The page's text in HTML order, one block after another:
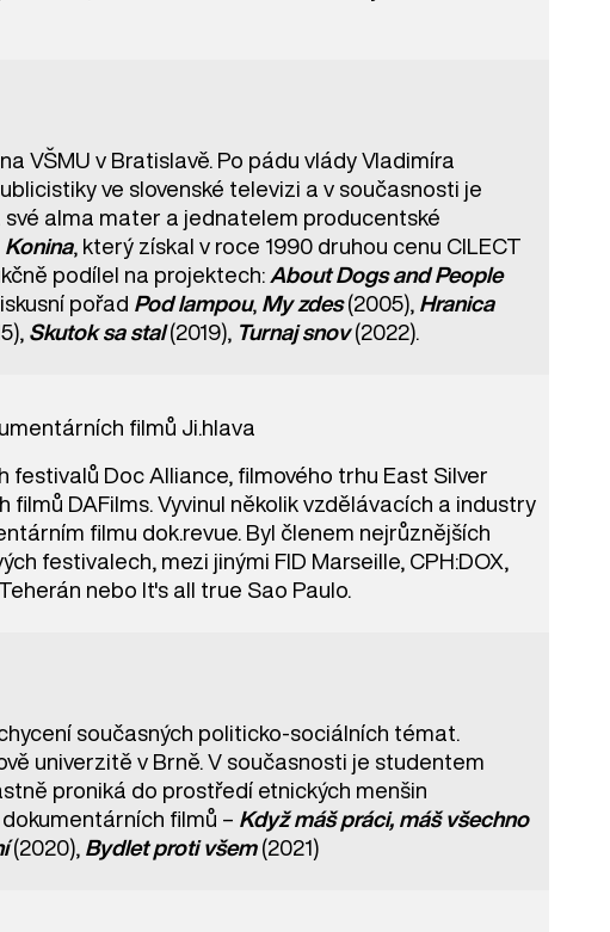
VŠMU v Bratislavě. Po pádu vlády Vladimíra
ve slovenské televizi a v současnosti je
alma mater a jednatelem producentské
Konina, který získal v roce 1990 druhou cenu CILECT
podílel na projektech: About Dogs and People
pořad Pod lampou, My zdes(2005), Hranica
Skutok sa stal(2019), Turnaj snov(2022).
filmů Ji.hlava
Doc Alliance, filmového trhu East Silver
DAFilms. Vyvinul několik vzdělávacích a industry
filmu dok.revue. Byl členem nejrůznějších
festivalech, mezi jinými FID Marseille, CPH:DOX,
nebo It's all true Sao Paulo.
současných politicko-sociálních témat.
univerzitě v Brně. V současnosti je studentem
proniká do prostředí etnických menšin
filmů – Když máš práci, máš všechno
(2020), Bydlet proti všem (2021)